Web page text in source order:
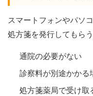
スマートフォンやパソ
処方箋を発行してもらう
通院の必要がない
診察料が別途かかる
処方箋薬局で受け取